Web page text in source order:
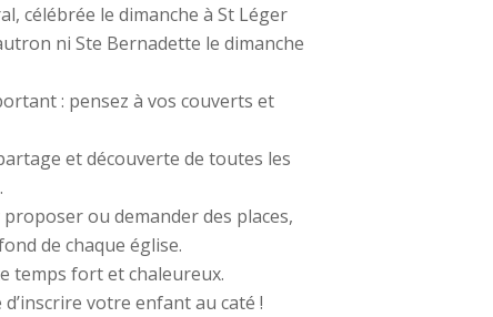
célébrée le dimanche à St Léger
ni Ste Bernadette le dimanche
: pensez à vos couverts et
et découverte de toutes les
ou demander des places,
de chaque église.
temps fort et chaleureux.
votre enfant au caté !